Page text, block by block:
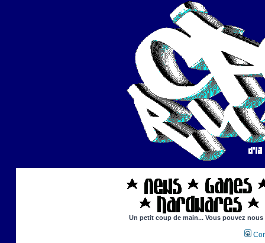
Un petit coup de main... Vous pouvez